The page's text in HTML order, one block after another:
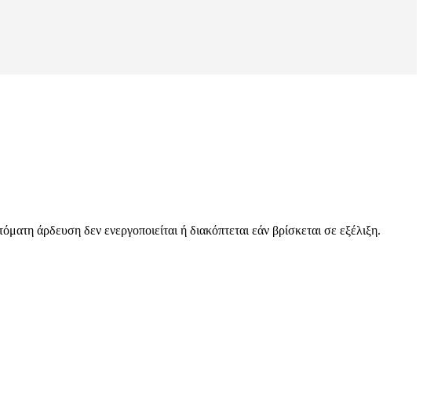
άρδευση δεν ενεργοποιείται ή διακόπτεται εάν βρίσκεται σε εξέλιξη.